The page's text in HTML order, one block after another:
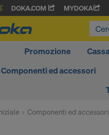
DOKA.COM MYDOKA
Promozione
Componenti ed accessori
Componenti ed accessori